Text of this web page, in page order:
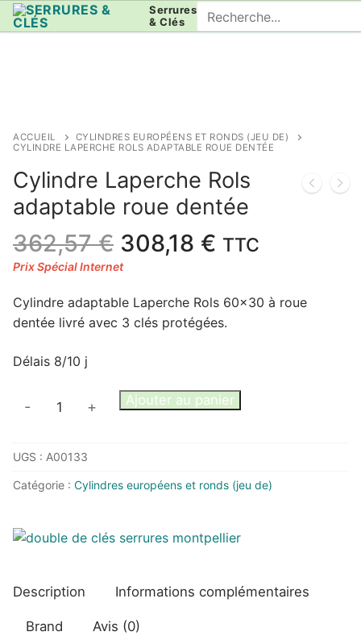
Aller
au
Serrures
& Clés
Rechercher
:
ACCUEIL
CYLINDRES EUROPÉENS ET RONDS (JEU DE)
CYLINDRE LAPERCHE ROLS ADAPTABLE ROUE DENTÉE
Cylindre Laperche Rols
adaptable roue dentée
362,57€ Le
prix
était :
362,57 €.
308,18 € Le
est :
308,18 €.
TTC
Cylindre adaptable Laperche Rols 60×30 à roue
dentée livré avec 3 clés protégées.
Délais 8/10 j
quantité
Laperche
Rols
dentée
- + Ajouter au panier
UGS : A00133
Catégorie : Cylindres européens et ronds (jeu de)
Description Informations complémentaires
Brand Avis (0)